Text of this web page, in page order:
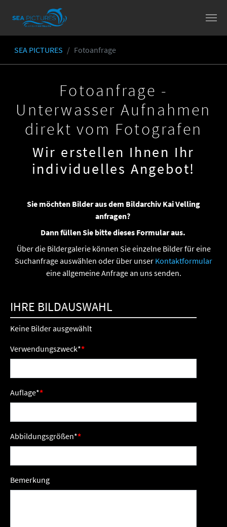
Skip to main content
You are here:
SEA PICTURES Fotoanfrage
Fotoanfrage -
Unterwasser Aufnahmen
direkt vom Fotografen
Wir erstellen Ihnen Ihr
individuelles Angebot!
Sie möchten Bilder aus dem Bildarchiv Kai Velling
anfragen?
Dann füllen Sie bitte dieses Formular aus.
Über die Bildergalerie können Sie einzelne Bilder für eine
Suchanfrage auswählen oder über unser Kontaktformular
eine allgemeine Anfrage an uns senden.
IHRE BILDAUSWAHL
Keine Bilder ausgewählt
Verwendungszweck*
Auflage*
Abbildungsgrößen*
Bemerkung